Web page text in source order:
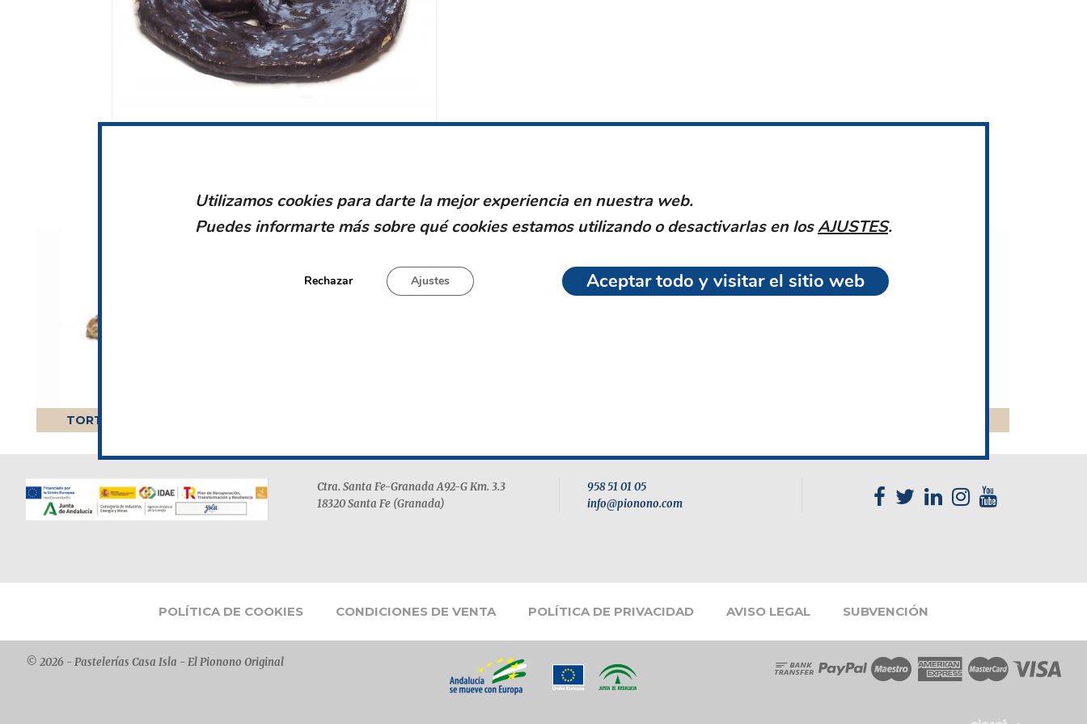
PRODUCTOS RELACIONADOS
TORTA DE CHICHARRONES
FOOTER
Ctra. Santa Fe-Granada A92-G Km. 3.3
18320 Santa Fe (Granada)
958 51 01 05
info@pionono.com
POLÍTICA DE COOKIES CONDICIONES DE VENTA POLÍTICA DE PRIVACIDAD AVISO LEGAL SUBVENCIÓN
© 2026 - Pastelerías Casa Isla - El Pionono Original
Utilizamos cookies para darte la mejor experiencia en nuestra web.
Puedes informarte más sobre qué cookies estamos utilizando o desactivarlas en losAJUSTES.
Aceptar todo y visitar el sitio web
Rechazar Ajustes